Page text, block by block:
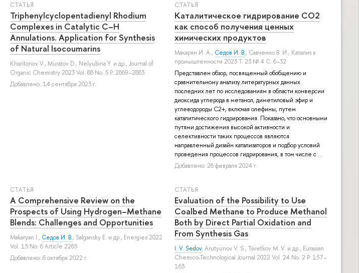
СТАТЬЯ
Triphenylcyclopentadienyl Rhodium
Complexes in Catalytic C–H
Annulations. Application for Synthesis
of Natural Isocoumarins
Kharitonov V.,Muratov D., Nelyubina Y. и др., Journal of
Organic Chemistry 2023 Vol. 88 No. 5 P. 2869–2883
Добавлено: 14 сентября 2023 г.
СТАТЬЯ
Каталитическое гидрирование СО2
как способ получения ценных
химических продуктов
Макарян И. А., Седов И. В., Савченко В. И., Катализ в
промышленности 2023 Т. 23 № 4 С. 6–32
Представлен обзор, посвященный обобщению и
сравнительному анализу литературных данных
последних лет по исследованиям в области конверсии
диоксида углерода в метанол, диметиловый эфир и
углеводороды С2+, включая олефины, путем
каталитического гидрирования. Показано, что основными
путями достижения высокой активности и
селективности таких процессов являются
направленный дизайн катализаторов и подбор условий
проведения процессов гидрирования, в том числе с ...
Добавлено: 28 февраля 2024 г.
СТАТЬЯ
A Comprehensive Review on the
Prospects of Using Hydrogen–Methane
Blends: Challenges and Opportunities
Makaryan I., Седов И. В., Salgansky E. и др., Energies 2022
Vol. 15 No. 6 Article 2265
Добавлено: 6 октября 2022 г.
СТАТЬЯ
Evaluation of the Possibility to Use
Coalbed Methane to Produce Methanol
Both by Direct Partial Oxidation and
From Synthesis Gas
I. V. Sedov, Arutyunov V. S., Tsvetkov M. V. и др., Eurasian
Chemico-Technological Journal 2022 Vol. 24 No. 2 P. 157–
163